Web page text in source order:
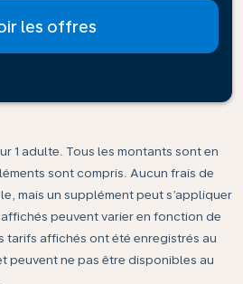
les offres
1 adulte. Tous les montants sont en
sont compris. Aucun frais de
mais un supplément peut s’appliquer
peuvent varier en fonction de
tarifs affichés ont été enregistrés au
peuvent ne pas être disponibles au